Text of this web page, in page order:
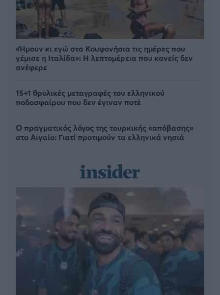
«Ήμουν κι εγώ στα Κουφονήσια τις ημέρες που
γέμισε η Ιταλίδα»: Η λεπτομέρεια που κανείς δεν
ανέφερε
15+1 θρυλικές μεταγραφές του ελληνικού
ποδοσφαίρου που δεν έγιναν ποτέ
Ο πραγματικός λόγος της τουρκικής «απόβασης»
στο Αιγαίο: Γιατί προτιμούν τα ελληνικά νησιά